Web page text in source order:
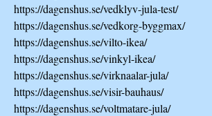
https://dagenshus.se/vedklyv-jula-test/
https://dagenshus.se/vedkorg-byggmax/
https://dagenshus.se/vilto-ikea/
https://dagenshus.se/vinkyl-ikea/
https://dagenshus.se/virknaalar-jula/
https://dagenshus.se/visir-bauhaus/
https://dagenshus.se/voltmatare-jula/